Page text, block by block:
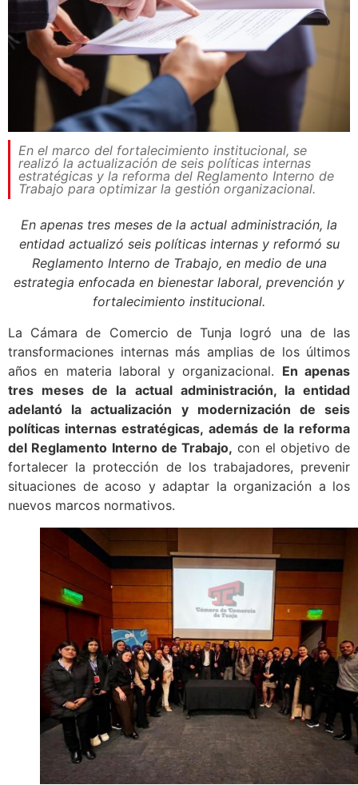
En el marco del fortalecimiento institucional, se
realizó la actualización de seis políticas internas
estratégicas y la reforma del Reglamento Interno de
Trabajo para optimizar la gestión organizacional.
En apenas tres meses de la actual administración, la
entidad actualizó seis políticas internas y reformó su
Reglamento Interno de Trabajo, en medio de una
estrategia enfocada en bienestar laboral, prevención y
fortalecimiento institucional.
La Cámara de Comercio de Tunja logró una de las
transformaciones internas más amplias de los últimos
años en materia laboral y organizacional. En apenas
tres meses de la actual administración, la entidad
adelantó la actualización y modernización de seis
políticas internas estratégicas, además de la reforma
del Reglamento Interno de Trabajo, con el objetivo de
fortalecer la protección de los trabajadores, prevenir
situaciones de acoso y adaptar la organización a los
nuevos marcos normativos.